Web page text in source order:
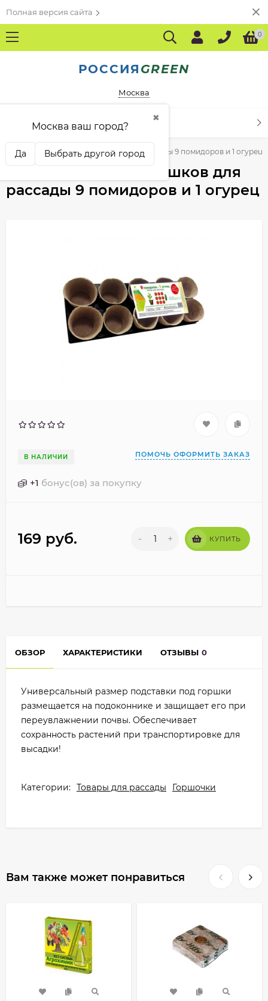
Полная версия сайта
0
РОССИЯ GREEN
Москва
✖
Москва ваш город?
Да Выбрать другой город
КАТАЛОГ ТОВАРОВ
Набор торфяных горшков для рассады 9 помидоров и 1 огурец
Набор торфяных горшков для
рассады 9 помидоров и 1 огурец
В НАЛИЧИИ ПОМОЧЬ ОФОРМИТЬ ЗАКАЗ
+1 бонус(ов) за покупку
169 руб. - + КУПИТЬ
ОБЗОР ХАРАКТЕРИСТИКИ ОТЗЫВЫ 0
Универсальный размер подставки под горшки
размещается на подоконнике и защищает его при
переувлажнении почвы. Обеспечивает
сохранность растений при транспортировке для
высадки!
Категории: Товары для рассады Горшочки
Вам также может понравиться